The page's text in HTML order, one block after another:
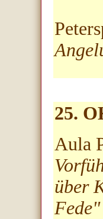
25.
Aula
über
Fede"